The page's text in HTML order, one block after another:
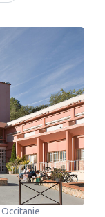
Occitanie